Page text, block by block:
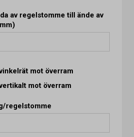
av regelstomme till ände av
mot överram
mot överram
regelstomme